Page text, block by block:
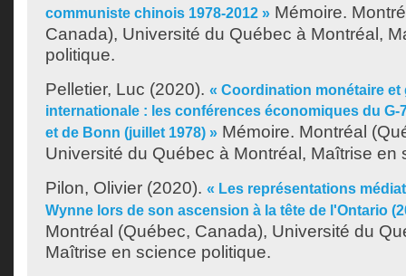
communiste chinois 1978-2012 » Mémoire.
Canada), Université du Québec à Montréal,
politique.
Pelletier, Luc (2020). « Coordination monétaire et
internationale : les conférences économiques du G-
et de Bonn (juillet 1978) » Mémoire. Montréal
Université du Québec à Montréal, Maîtrise en
Pilon, Olivier (2020). « Les représentations
Wynne lors de son ascension à la tête de l'Ontario
Montréal (Québec, Canada), Université du
Maîtrise en science politique.